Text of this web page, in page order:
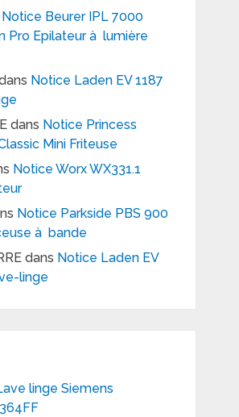
Notice Beurer IPL 7000
Pro Epilateur à lumière
Notice Laden EV 1187
dans Notice Princess
Mini Friteuse
Notice Worx WX331.1
Notice Parkside PBS 900
à bande
dans Notice Laden EV
linge
linge Siemens